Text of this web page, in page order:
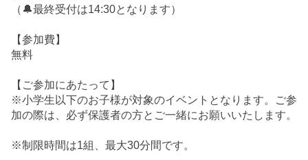
（🔔最終受付は14:30となります）
【参加費】
無料
【ご参加にあたって】
※小学生以下のお子様が対象のイベントとなります。ご参
加の際は、必ず保護者の方とご一緒にお願いいたします。
※制限時間は1組、最大30分間です。